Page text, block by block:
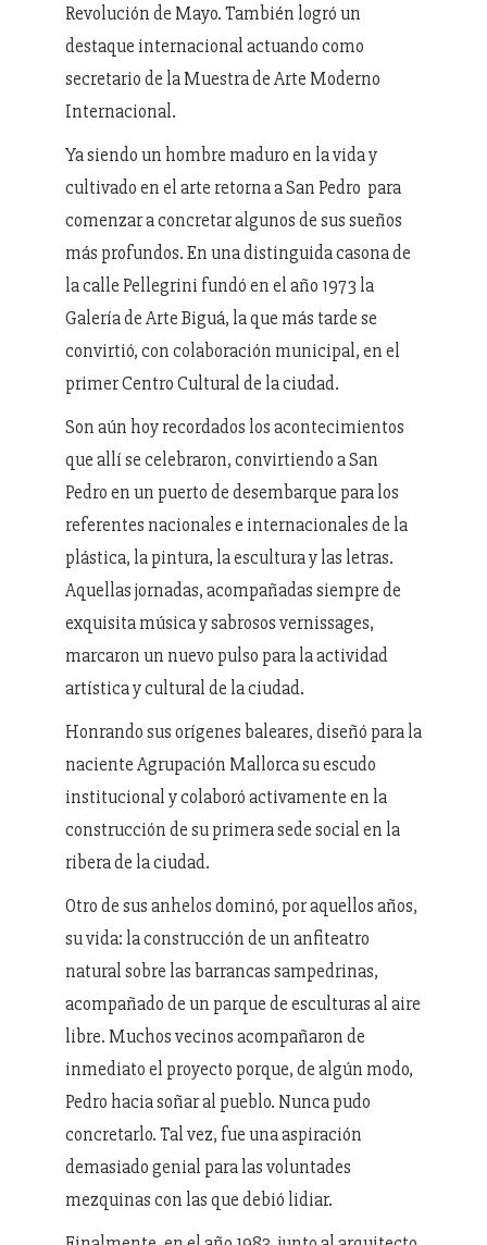
Revolución de Mayo. También logró un
destaque internacional actuando como
secretario de la Muestra de Arte Moderno
Internacional.
Ya siendo un hombre maduro en la vida y
cultivado en el arte retorna a San Pedro para
comenzar a concretar algunos de sus sueños
más profundos. En una distinguida casona de
la calle Pellegrini fundó en el año 1973 la
Galería de Arte Biguá, la que más tarde se
convirtió, con colaboración municipal, en el
primer Centro Cultural de la ciudad.
Son aún hoy recordados los acontecimientos
que allí se celebraron, convirtiendo a San
Pedro en un puerto de desembarque para los
referentes nacionales e internacionales de la
plástica, la pintura, la escultura y las letras.
Aquellas jornadas, acompañadas siempre de
exquisita música y sabrosos vernissages,
marcaron un nuevo pulso para la actividad
artística y cultural de la ciudad.
Honrando sus orígenes baleares, diseñó para la
naciente Agrupación Mallorca su escudo
institucional y colaboró activamente en la
construcción de su primera sede social en la
ribera de la ciudad.
Otro de sus anhelos dominó, por aquellos años,
su vida: la construcción de un anfiteatro
natural sobre las barrancas sampedrinas,
acompañado de un parque de esculturas al aire
libre. Muchos vecinos acompañaron de
inmediato el proyecto porque, de algún modo,
Pedro hacia soñar al pueblo. Nunca pudo
concretarlo. Tal vez, fue una aspiración
demasiado genial para las voluntades
mezquinas con las que debió lidiar.